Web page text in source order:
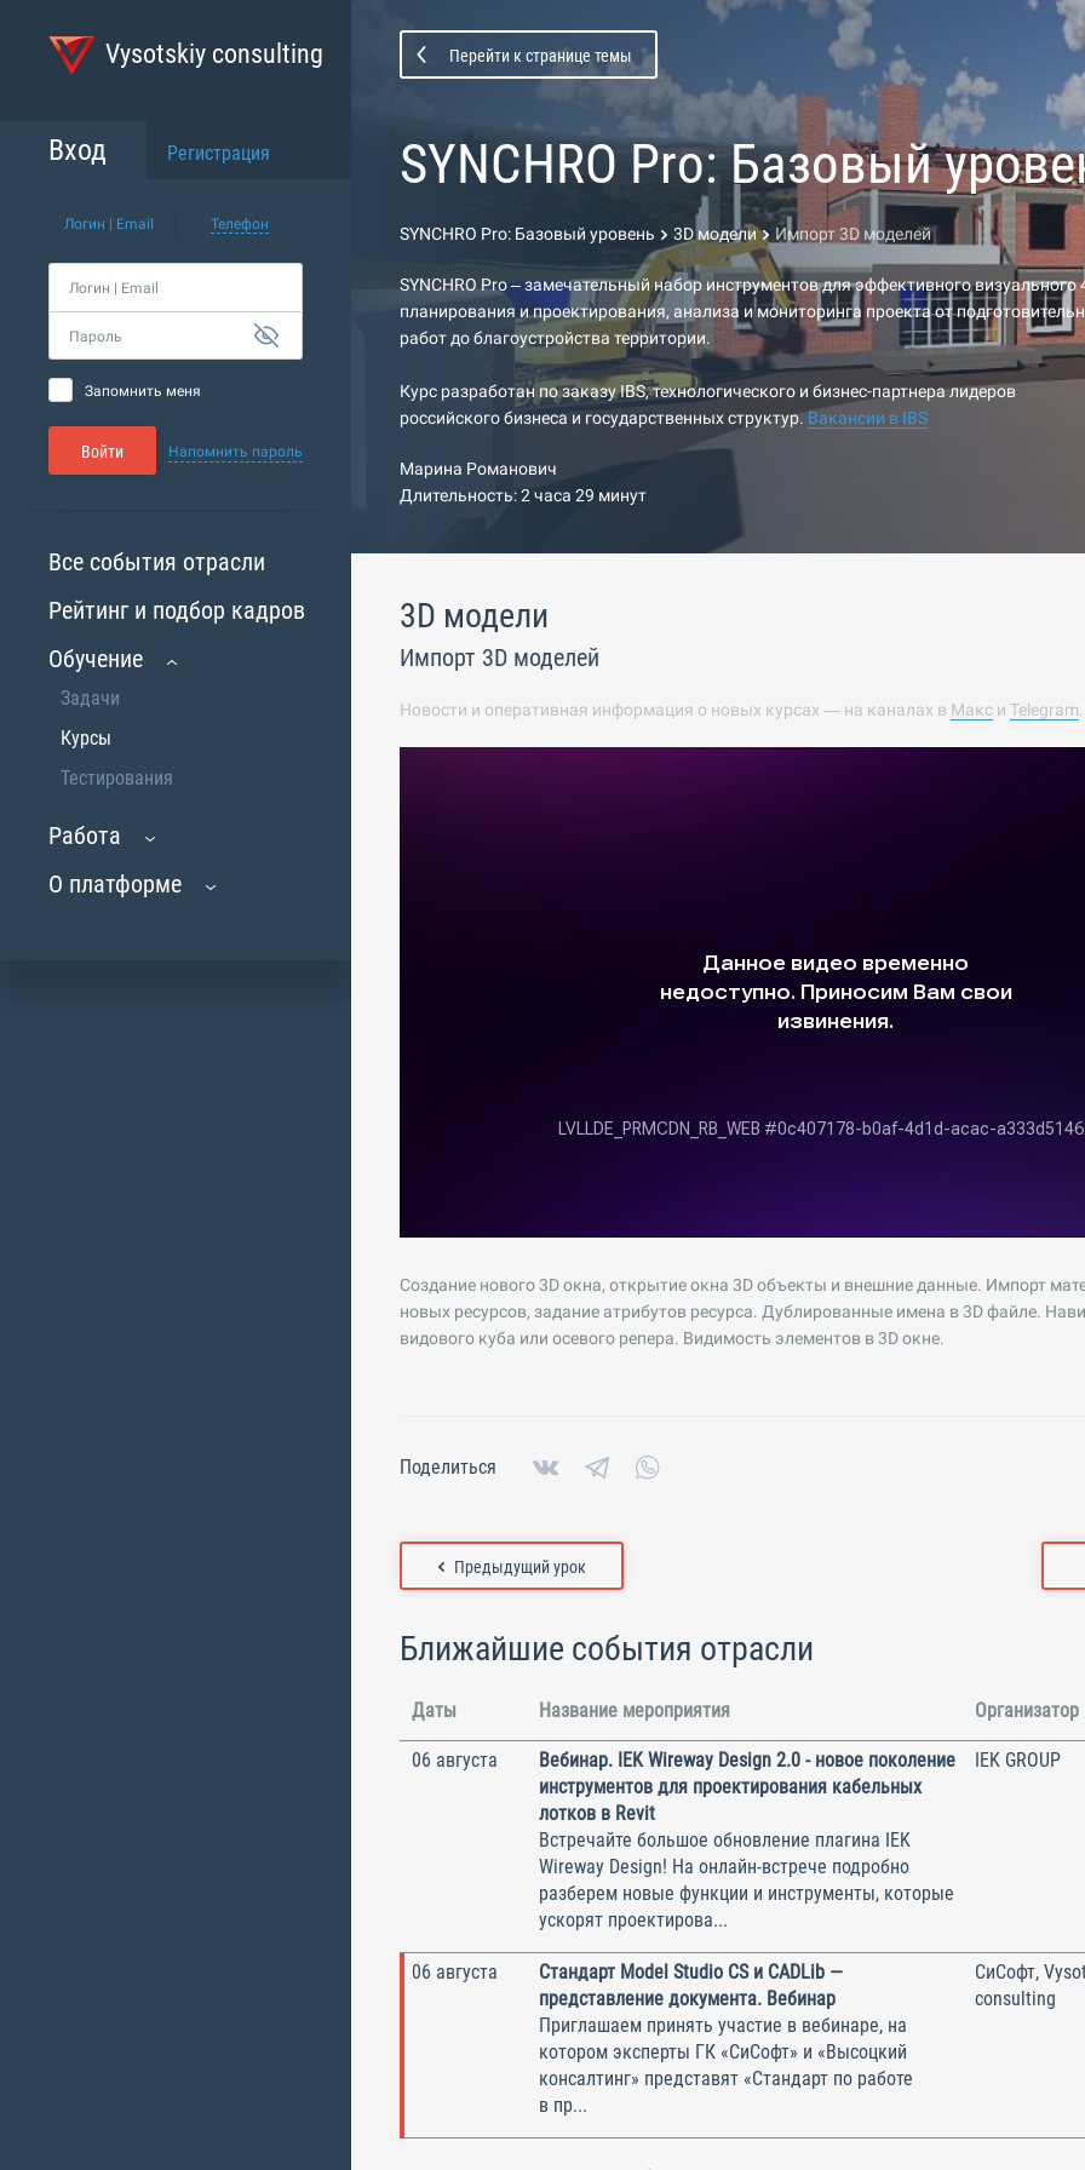
Vysotskiy consulting
Вход Регистрация
Логин | Email Телефон
Логин | Email
Пароль
Запомнить меня
Войти Напомнить пароль
Все события отрасли
Рейтинг и подбор кадров
Обучение
Задачи
Курсы
Тестирования
Работа
О платформе
Перейти к странице темы
SYNCHRO Pro: Базовый
SYNCHRO Pro: Базовый уровень 3D модели Импорт 3D моделей
SYNCHRO Pro – замечательный набор инструментов для эффективного визуального
планирования и проектирования, анализа и мониторинга проекта от
работ до благоустройства территории.
Курс разработан по заказу IBS, технологического и бизнес-партнера лидеров
российского бизнеса и государственных структур.Вакансии в IBS
Марина Романович
Длительность: 2 часа 29 минут
3D модели
Импорт 3D моделей
Новости и оперативная информация о новых курсах — на каналах в Макс и Telegram
Создание нового 3D окна, открытие окна 3D объекты и внешние данные. Импорт
новых ресурсов, задание атрибутов ресурса. Дублированные имена в 3D файле.
видового куба или осевого репера. Видимость элементов в 3D окне.
Поделиться
Предыдущий урок
Ближайшие события отрасли
Даты Название мероприятия Организатор
06 августа
Вебинар. IEK Wireway Design 2.0 - новое поколение
инструментов для проектирования кабельных
лотков в Revit
Встречайте большое обновление плагина IEK
Wireway Design! На онлайн-встрече подробно
разберем новые функции и инструменты, которые
ускорят проектирова...
IEK GROUP
06 августа
Стандарт Model Studio CS и CADLib —
представление документа. Вебинар
Приглашаем принять участие в вебинаре, на
котором эксперты ГК «СиСофт» и «Высоцкий
консалтинг» представят «Стандарт по работе
в пр...
СиСофт,
consulting